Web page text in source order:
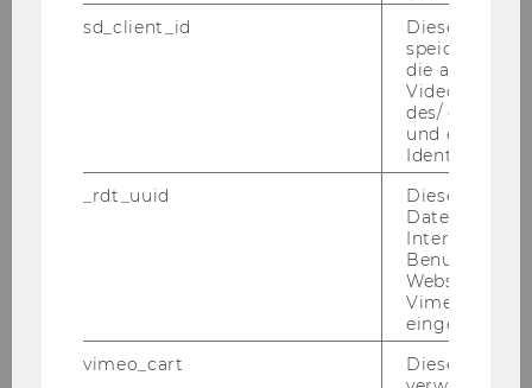
Gebäude D4, 3. Stock
+43-(0)1-31336-5690 (Front Office)
sd_client_id
Dieses Cookie
speichert
die aktuellen
des/ der
und einen
_rdt_uuid
Dieses
Daten über
Interaktionen
Websites, auf
Vimeo-Video
eingebettet
vimeo_cart
Dieses